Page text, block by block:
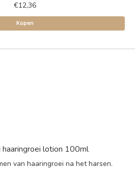
€12,36
Kopen
lotion 100ml
van haaringroei na het harsen.